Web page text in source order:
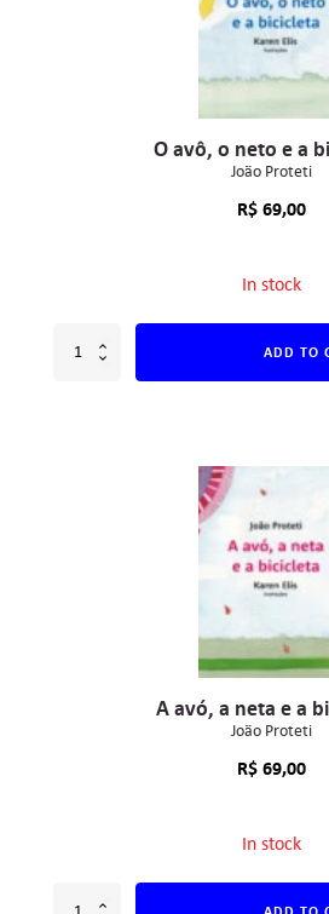
O avô, o neto e a
João Proteti
R$69,00
In stock
ADD TO
A avó, a neta e a
João Proteti
R$69,00
In stock